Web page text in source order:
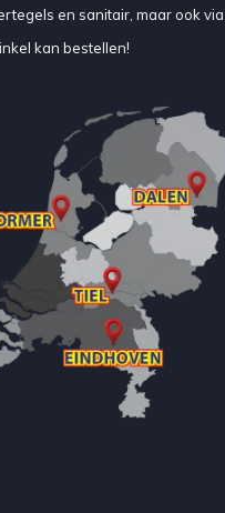
en sanitair, maar ook
kan bestellen!